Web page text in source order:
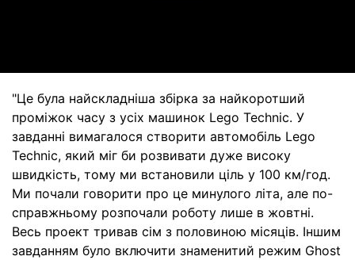
"Це була найскладніша збірка за найкоротший
проміжок часу з усіх машинок Lego Technic. У
завданні вимагалося створити автомобіль Lego
Technic, який міг би розвивати дуже високу
швидкість, тому ми встановили ціль у 100 км/год.
Ми почали говорити про це минулого літа, але по-
справжньому розпочали роботу лише в жовтні.
Весь проект тривав сім з половиною місяців. Іншим
завданням було включити знаменитий режим Ghost